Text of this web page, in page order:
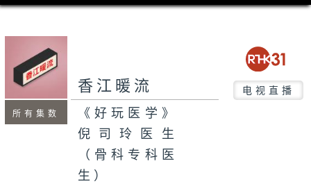
seconds
seconds
所有集数
香江暖流 电视直播
《好玩医学》
倪司玲医生
（骨科专科医
生）